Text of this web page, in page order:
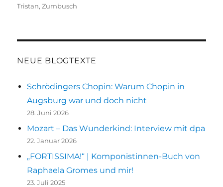
Tristan,Zumbusch
NEUE BLOGTEXTE
Schrödingers Chopin: Warum Chopin in
Augsburg war und doch nicht
28. Juni 2026
Mozart – Das Wunderkind: Interview mit dpa
22. Januar 2026
„FORTISSIMA!“ | Komponistinnen-Buch von
Raphaela Gromes und mir!
23. Juli 2025